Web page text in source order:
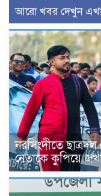
আরো খবর দেখুন
নরসিংদীতে
নেতাকে কুপিয়ে